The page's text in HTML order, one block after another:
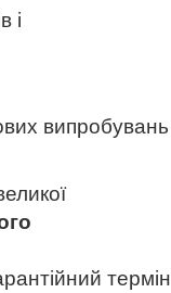
і
випробувань
термін